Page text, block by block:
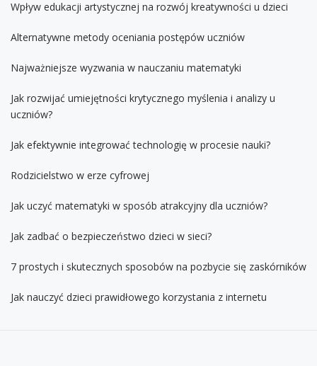
Wpływ edukacji artystycznej na rozwój kreatywności u dzieci
Alternatywne metody oceniania postępów uczniów
Najważniejsze wyzwania w nauczaniu matematyki
Jak rozwijać umiejętności krytycznego myślenia i analizy u
uczniów?
Jak efektywnie integrować technologię w procesie nauki?
Rodzicielstwo w erze cyfrowej
Jak uczyć matematyki w sposób atrakcyjny dla uczniów?
Jak zadbać o bezpieczeństwo dzieci w sieci?
7 prostych i skutecznych sposobów na pozbycie się zaskórników
Jak nauczyć dzieci prawidłowego korzystania z internetu